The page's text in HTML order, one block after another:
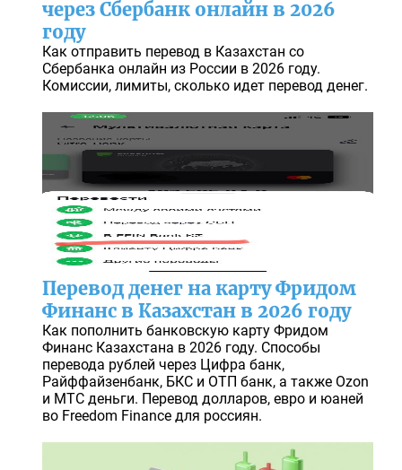
через Сбербанк онлайн в 2026
году
Как отправить перевод в Казахстан со
Сбербанка онлайн из России в 2026 году.
Комиссии, лимиты, сколько идет перевод денег.
Перевод денег на карту Фридом
Финанс в Казахстан в 2026 году
Как пополнить банковскую карту Фридом
Финанс Казахстана в 2026 году. Способы
перевода рублей через Цифра банк,
Райффайзенбанк, БКС и ОТП банк, а также Ozon
и МТС деньги. Перевод долларов, евро и юаней
во Freedom Finance для россиян.